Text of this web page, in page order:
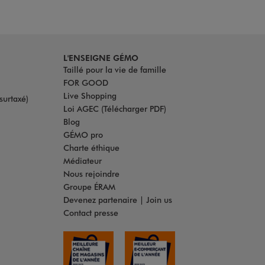
L'ENSEIGNE GÉMO
Taillé pour la vie de famille
FOR GOOD
Live Shopping
Loi AGEC (Télécharger PDF)
Blog
GÉMO pro
Charte éthique
Médiateur
Nous rejoindre
Groupe ÉRAM
Devenez partenaire | Join us
Contact presse